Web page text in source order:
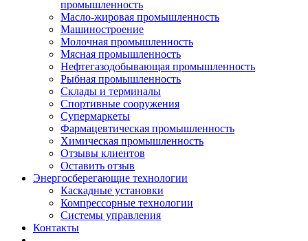
промышленность
Масло-жировая промышленность
Машиностроение
Молочная промышленность
Мясная промышленность
Нефтегазодобывающая промышленность
Рыбная промышленность
Склады и терминалы
Спортивные сооружения
Супермаркеты
Фармацевтическая промышленность
Химическая промышленность
Отзывы клиентов
Оставить отзыв
Энергосберегающие технологии
Каскадные установки
Компрессорные технологии
Системы управления
Контакты